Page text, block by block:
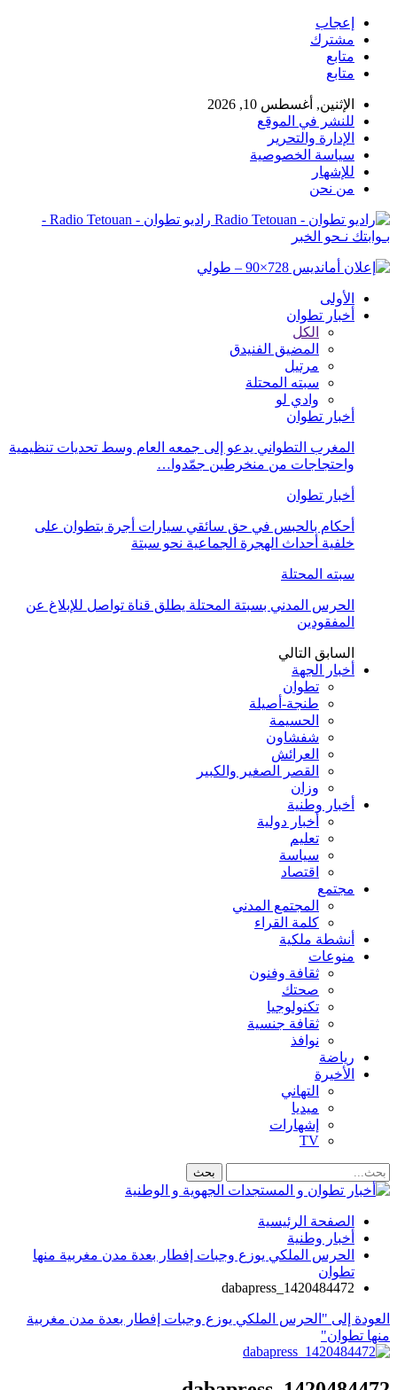
إعجاب
مشترك
متابع
متابع
الإثنين, أغسطس 10, 2026
للنشر في الموقع
الإدارة والتحرير
سياسة الخصوصية
للإشهار
من نحن
راديو تطوان - Radio Tetouan -
بـوابتك نـحو الخبر
الأولى
أخبار تطوان
الكل
المضيق الفنيدق
مرتيل
سبته المحتلة
وادي لو
أخبار تطوان
المغرب التطواني يدعو إلى جمعه العام وسط تحديات تنظيمية
واحتجاجات من منخرطين جمّدوا…
أخبار تطوان
أحكام بالحبس في حق سائقي سيارات أجرة بتطوان على
خلفية أحداث الهجرة الجماعية نحو سبتة
سبته المحتلة
الحرس المدني بسبتة المحتلة يطلق قناة تواصل للإبلاغ عن
المفقودين
السابق التالي
أخبار الجهة
تطوان
طنجة-أصيلة
الحسيمة
شفشاون
العرائش
القصر الصغير والكبير
وزان
أخبار وطنية
أخبار دولية
تعليم
سياسة
اقتصاد
مجتمع
المجتمع المدني
كلمة القراء
أنشطة ملكية
منوعات
ثقافة وفنون
صحتك
تكنولوجيا
ثقافة جنسية
نوافذ
رياضة
الأخيرة
التهاني
ميديا
إشهارات
TV
الصفحة الرئيسية
أخبار وطنية
الحرس الملكي يوزع وجبات إفطار بعدة مدن مغربية منها
تطوان
dabapress_1420484472
العودة إلى "الحرس الملكي يوزع وجبات إفطار بعدة مدن مغربية
منها تطوان"